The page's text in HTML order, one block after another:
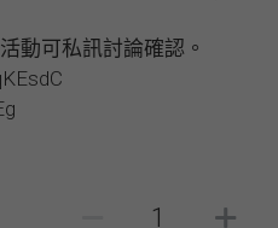
動可私訊討論確認。